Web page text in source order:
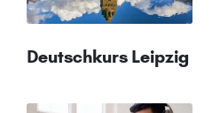
Deutschkurs Leipzig